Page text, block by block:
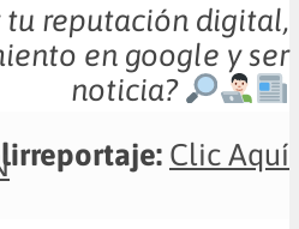
tu reputación digital,
en google y ser
noticia?
Clic Aquí